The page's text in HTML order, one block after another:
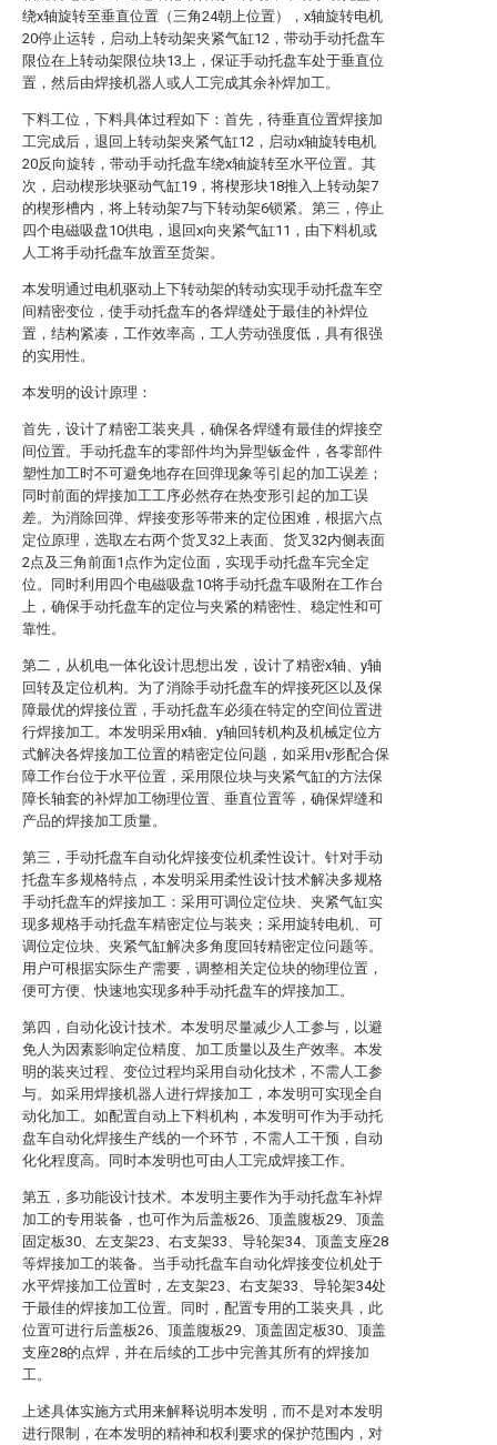
绕x轴旋转至垂直位置（三角24朝上位置），x轴旋转电机
20停止运转，启动上转动架夹紧气缸12，带动手动托盘车
限位在上转动架限位块13上，保证手动托盘车处于垂直位
置，然后由焊接机器人或人工完成其余补焊加工。
下料工位，下料具体过程如下：首先，待垂直位置焊接加
工完成后，退回上转动架夹紧气缸12，启动x轴旋转电机
20反向旋转，带动手动托盘车绕x轴旋转至水平位置。其
次，启动楔形块驱动气缸19，将楔形块18推入上转动架7
的楔形槽内，将上转动架7与下转动架6锁紧。第三，停止
四个电磁吸盘10供电，退回x向夹紧气缸11，由下料机或
人工将手动托盘车放置至货架。
本发明通过电机驱动上下转动架的转动实现手动托盘车空
间精密变位，使手动托盘车的各焊缝处于最佳的补焊位
置，结构紧凑，工作效率高，工人劳动强度低，具有很强
的实用性。
本发明的设计原理：
首先，设计了精密工装夹具，确保各焊缝有最佳的焊接空
间位置。手动托盘车的零部件均为异型钣金件，各零部件
塑性加工时不可避免地存在回弹现象等引起的加工误差；
同时前面的焊接加工工序必然存在热变形引起的加工误
差。为消除回弹、焊接变形等带来的定位困难，根据六点
定位原理，选取左右两个货叉32上表面、货叉32内侧表面
2点及三角前面1点作为定位面，实现手动托盘车完全定
位。同时利用四个电磁吸盘10将手动托盘车吸附在工作台
上，确保手动托盘车的定位与夹紧的精密性、稳定性和可
靠性。
第二，从机电一体化设计思想出发，设计了精密x轴、y轴
回转及定位机构。为了消除手动托盘车的焊接死区以及保
障最优的焊接位置，手动托盘车必须在特定的空间位置进
行焊接加工。本发明采用x轴、y轴回转机构及机械定位方
式解决各焊接加工位置的精密定位问题，如采用v形配合保
障工作台位于水平位置，采用限位块与夹紧气缸的方法保
障长轴套的补焊加工物理位置、垂直位置等，确保焊缝和
产品的焊接加工质量。
第三，手动托盘车自动化焊接变位机柔性设计。针对手动
托盘车多规格特点，本发明采用柔性设计技术解决多规格
手动托盘车的焊接加工：采用可调位定位块、夹紧气缸实
现多规格手动托盘车精密定位与装夹；采用旋转电机、可
调位定位块、夹紧气缸解决多角度回转精密定位问题等。
用户可根据实际生产需要，调整相关定位块的物理位置，
便可方便、快速地实现多种手动托盘车的焊接加工。
第四，自动化设计技术。本发明尽量减少人工参与，以避
免人为因素影响定位精度、加工质量以及生产效率。本发
明的装夹过程、变位过程均采用自动化技术，不需人工参
与。如采用焊接机器人进行焊接加工，本发明可实现全自
动化加工。如配置自动上下料机构，本发明可作为手动托
盘车自动化焊接生产线的一个环节，不需人工干预，自动
化化程度高。同时本发明也可由人工完成焊接工作。
第五，多功能设计技术。本发明主要作为手动托盘车补焊
加工的专用装备，也可作为后盖板26、顶盖腹板29、顶盖
固定板30、左支架23、右支架33、导轮架34、顶盖支座28
等焊接加工的装备。当手动托盘车自动化焊接变位机处于
水平焊接加工位置时，左支架23、右支架33、导轮架34处
于最佳的焊接加工位置。同时，配置专用的工装夹具，此
位置可进行后盖板26、顶盖腹板29、顶盖固定板30、顶盖
支座28的点焊，并在后续的工步中完善其所有的焊接加
工。
上述具体实施方式用来解释说明本发明，而不是对本发明
进行限制，在本发明的精神和权利要求的保护范围内，对